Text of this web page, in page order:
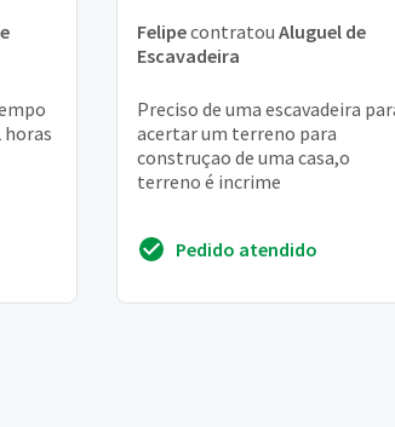
horas
Felipecontratou Aluguel de
Escavadeira
Preciso de uma escavadeira
acertar um terreno para
construçao de uma casa,o
terreno é incrime
Pedido atendido